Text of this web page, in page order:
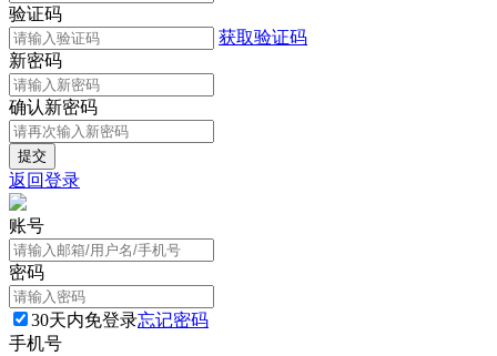
验证码
获取验证码
新密码
确认新密码
返回登录
账号
密码
30天内免登录忘记密码
手机号